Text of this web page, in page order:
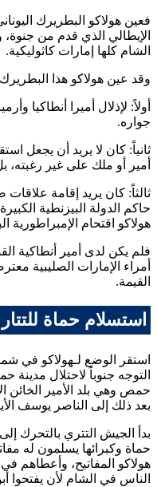
فعين هولاكو البطريرك
الإيطالي الذي قدم من جنوة،
الشام كلها إمارات كاثوليكية.
وقد عين هولاكو هذا
أولاً: لإذلال أميرا أنطاكيا
جواره.
ثانياً: كان لا يريد أن يجعل
أمير أو ملك على غير رغبته،
ثالثاً: كان يريد إقامة علاقات
حاكم الدولة البيزنطية
هولاكو اقتحام الإمبراطورية
فلم يكن لدى أمير أنطاكية
أمراء الإمارات الصليبية
القيمة.
استسلام حماة للتتار
استقر الوضع لـهولاكو في
التوجه جنوباً لاحتلال مدينة
حمص وهي بلد الأمير الخائن
بعد ذلك إلى الناصر يوسف
بدأ الجيش التتري بالتحرك
حماة وكبرائها يسلمون له
هولاكو المفاتيح، وأعطاهم
الناس في الشام لأن يفتحوا